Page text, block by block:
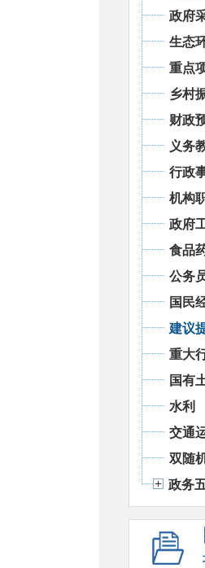
政府
生态
重点
乡村
财政
义务
行政
机构
政府
食品
公务
建议
重大
国有
水利
交通
双随
政务